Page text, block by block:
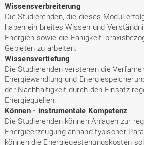
Wissensverbreiterung
Die Studierenden, die dieses Modul
haben ein breites Wissen und
Energien sowie die Fähigkeit,
Gebieten zu arbeiten.
Wissensvertiefung
Die Studierenden verstehen die
Energiewandlung und
der Nachhaltigkeit durch den Einsatz
Energiequellen.
Können - instrumentale Kompetenz
Die Studierenden können Anlagen zur
Energieerzeugung anhand typischer
können die Energiegestehungskosten